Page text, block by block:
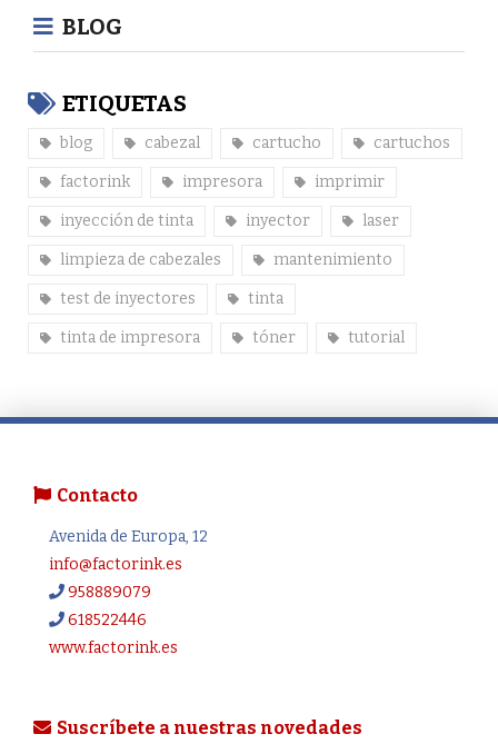
BLOG
ETIQUETAS
blog cabezal cartucho cartuchos
factorink impresora imprimir
inyección de tinta inyector laser
limpieza de cabezales mantenimiento
test de inyectores tinta
tinta de impresora tóner tutorial
Contacto
Avenida de Europa, 12
info@factorink.es
958889079
618522446
www.factorink.es
Suscríbete a nuestras novedades